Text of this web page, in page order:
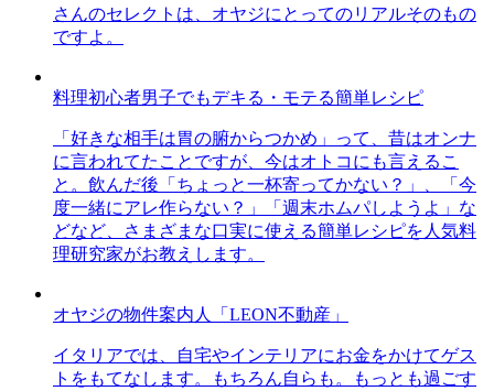
さんのセレクトは、オヤジにとってのリアルそのもの
ですよ。
料理初心者男子でもデキる・モテる簡単レシピ
「好きな相手は胃の腑からつかめ」って、昔はオンナ
に言われてたことですが、今はオトコにも言えるこ
と。飲んだ後「ちょっと一杯寄ってかない？」、「今
度一緒にアレ作らない？」「週末ホムパしようよ」な
どなど、さまざまな口実に使える簡単レシピを人気料
理研究家がお教えします。
オヤジの物件案内人「LEON不動産」
イタリアでは、自宅やインテリアにお金をかけてゲス
トをもてなします。もちろん自らも。もっとも過ごす